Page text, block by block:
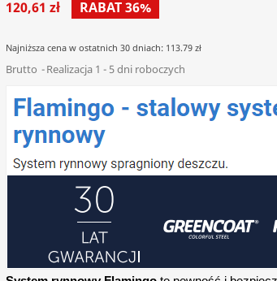
120,61 zł
RABAT 36%
Najniższa cena w ostatnich 30 dniach: 113.79 zł
Brutto Realizacja 1 - 5 dni roboczych